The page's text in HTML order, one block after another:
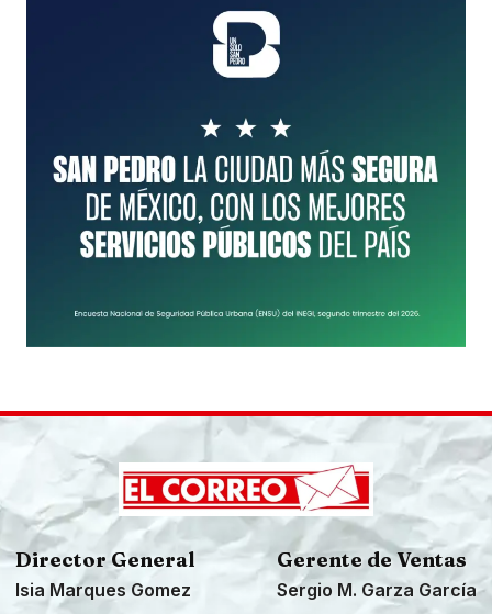
Director General
Isia Marques Gomez
Gerente de Ventas
Sergio M. Garza García